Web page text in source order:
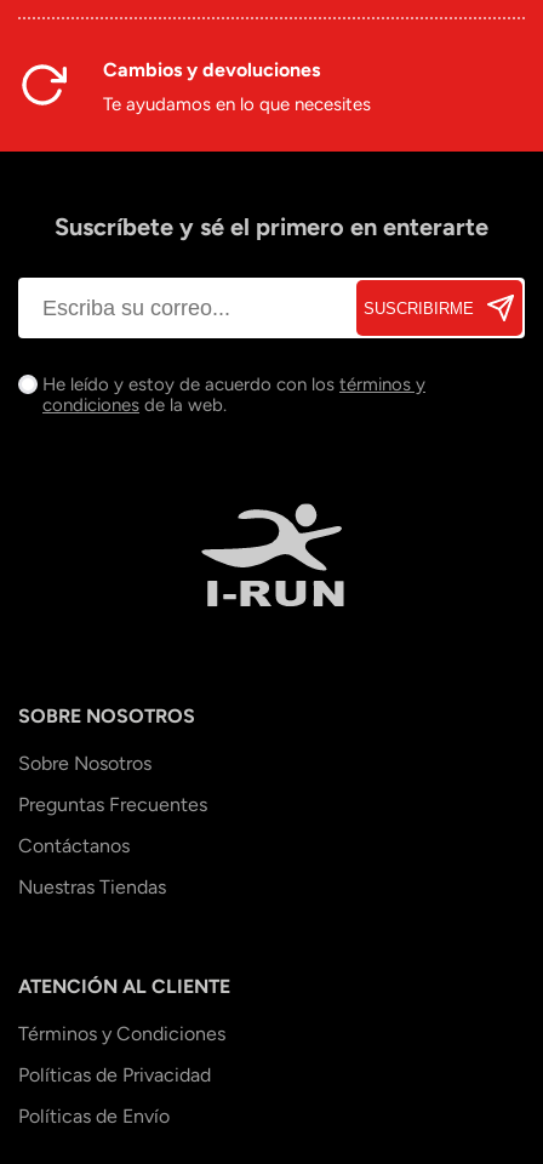
Cambios y devoluciones
Te ayudamos en lo que necesites
Suscríbete y sé el primero en enterarte
SUSCRIBIRME
He leído y estoy de acuerdo con los términos y
condiciones de la web.
SOBRE NOSOTROS
Sobre Nosotros
Preguntas Frecuentes
Contáctanos
Nuestras Tiendas
ATENCIÓN AL CLIENTE
Términos y Condiciones
Políticas de Privacidad
Políticas de Envío